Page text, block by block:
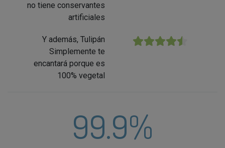
no tiene conservantes
artificiales
Y además, Tulipán
Simplemente te
encantará porque es
100% vegetal
★★★★★
99.9%